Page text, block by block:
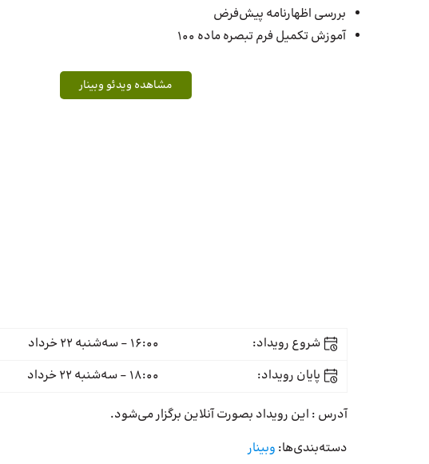
بررسی اظهارنامه پیش‌فرض
آموزش تکمیل فرم تبصره ماده ۱۰۰
مشاهده ویدئو وبینار
شروع رویداد:
16:00 - سه‌شنبه 22 خرداد
پایان رویداد:
18:00 - سه‌شنبه 22 خرداد
آدرس : این رویداد بصورت آنلاین برگزار می‌شود.
دسته‌بندی‌ها: وبینار